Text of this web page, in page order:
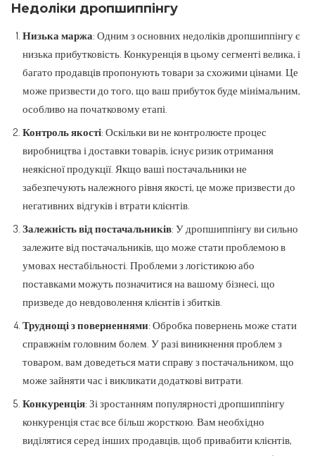
Недоліки дропшиппінгу
Низька маржа: Одним з основних недоліків дропшиппінгу є
низька прибутковість. Конкуренція в цьому сегменті велика, і
багато продавців пропонують товари за схожими цінами. Це
може призвести до того, що ваш прибуток буде мінімальним,
особливо на початковому етапі.
Контроль якості: Оскільки ви не контролюєте процес
виробництва і доставки товарів, існує ризик отримання
неякісної продукції. Якщо ваші постачальники не
забезпечують належного рівня якості, це може призвести до
негативних відгуків і втрати клієнтів.
Залежність від постачальників: У дропшиппінгу ви сильно
залежите від постачальників, що може стати проблемою в
умовах нестабільності. Проблеми з логістикою або
поставками можуть позначитися на вашому бізнесі, що
призведе до невдоволення клієнтів і збитків.
Труднощі з поверненнями: Обробка повернень може стати
справжнім головним болем. У разі виникнення проблем з
товаром, вам доведеться мати справу з постачальником, що
може зайняти час і викликати додаткові витрати.
Конкуренція: Зі зростанням популярності дропшиппінгу
конкуренція стає все більш жорсткою. Вам необхідно
виділятися серед інших продавців, щоб привабити клієнтів,